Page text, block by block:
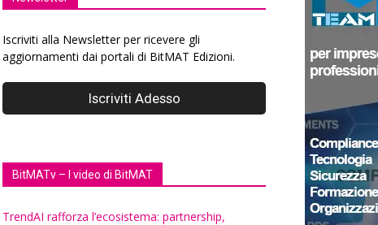
Iscriviti alla Newsletter per ricevere gli
aggiornamenti dai portali di BitMAT Edizioni.
BitMATv – I video di BitMAT
TrendAI rafforza l’ecosistema: partnership,